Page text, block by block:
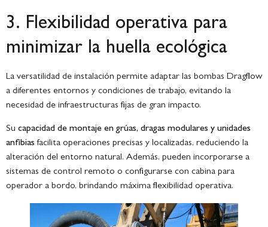
3. Flexibilidad operativa para
minimizar la huella ecológica
La versatilidad de instalación permite adaptar las bombas Dragflow
a diferentes entornos y condiciones de trabajo, evitando la
necesidad de infraestructuras fijas de gran impacto.
Su capacidad de montaje en grúas, dragas modulares y unidades
anfibiasfacilita operaciones precisas y localizadas, reduciendo la
alteración del entorno natural. Además, pueden incorporarse a
sistemas de control remoto o configurarse con cabina para
operador a bordo, brindando máxima flexibilidad operativa.